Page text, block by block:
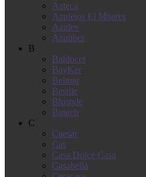
Azteca
Azulejos El Mijares
Azulev
Azuliber
B
Baldocer
BayKer
Belmar
Bestile
Blustyle
Butech
C
Caesar
Cas
Casa Dolce Casa
Casabella